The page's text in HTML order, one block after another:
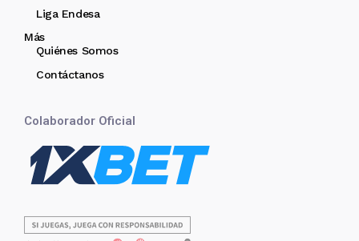
Liga Endesa
Más
Quiénes Somos
Contáctanos
Colaborador Oficial